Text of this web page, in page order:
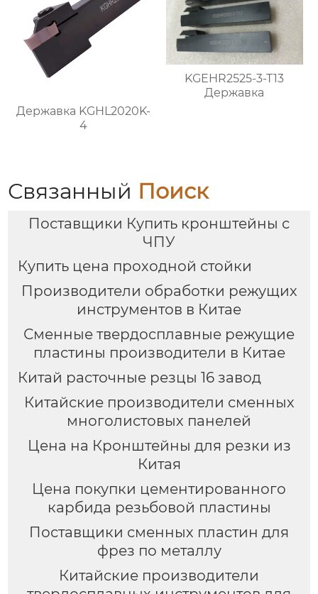
Державка KGHL2020K-
4
KGEHR2525-3-T13
Державка
Связанный Поиск
Поставщики Купить кронштейны с
ЧПУ
Купить цена проходной стойки
Производители обработки режущих
инструментов в Китае
Сменные твердосплавные режущие
пластины производители в Китае
Китай расточные резцы 16 завод
Китайские производители сменных
многолистовых панелей
Цена на Кронштейны для резки из
Китая
Цена покупки цементированного
карбида резьбовой пластины
Поставщики сменных пластин для
фрез по металлу
Китайские производители